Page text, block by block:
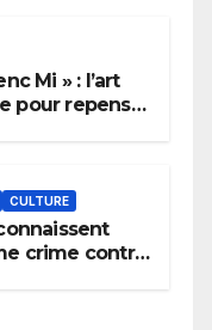
Mi » : l’art
pour repenser
CULTURE
crime contre